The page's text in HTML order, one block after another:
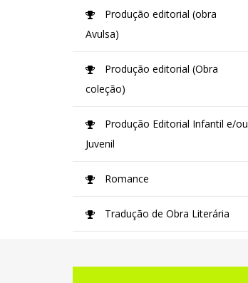
Produção editorial (obra
Avulsa)
Produção editorial (Obra
coleção)
Produção Editorial Infantil e/ou
Juvenil
Romance
Tradução de Obra Literária